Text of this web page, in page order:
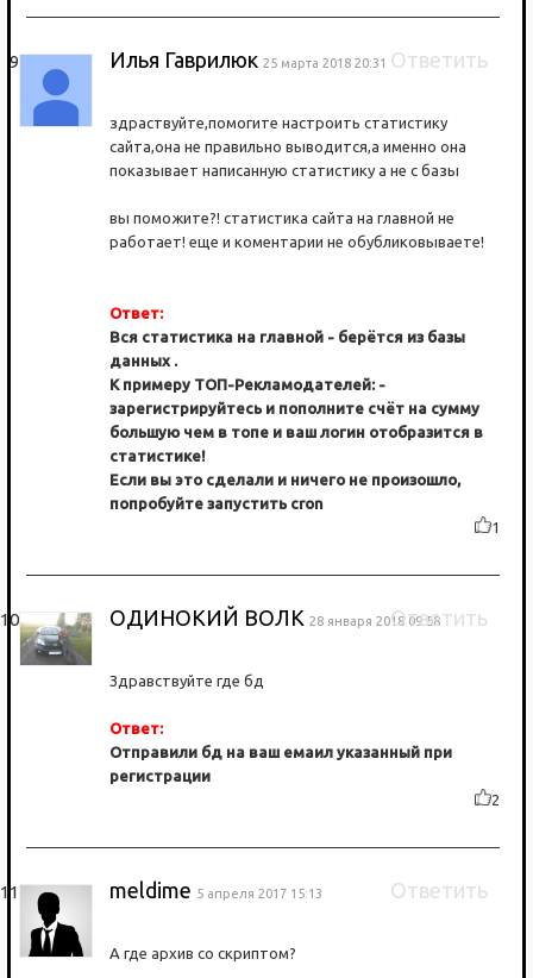
Илья Гаврилюк 25 марта 2018 20:31
здраствуйте,помогите настроить статистику
сайта,она не правильно выводится,а именно она
показывает написанную статистику а не с базы
вы поможите?! статистика сайта на главной не
работает! еще и коментарии не обубликовываете!
Ответ:
Вся статистика на главной - берётся из базы
данных .
К примеру ТОП-Рекламодателей: -
зарегистрируйтесь и пополните счёт на сумму
большую чем в топе и ваш логин отобразится в
статистике!
Если вы это сделали и ничего не произошло,
попробуйте запустить cron
1
Ответить
ОДИНОКИЙ ВОЛК 28 января 2018 09:58
Здравствуйте где бд
Ответ:
Отправили бд на ваш емаил указанный при
регистрации
2
Ответить
meldime 5 апреля 2017 15:13
А где архив со скриптом?
Ответить